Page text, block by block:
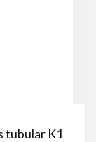
tubular K1